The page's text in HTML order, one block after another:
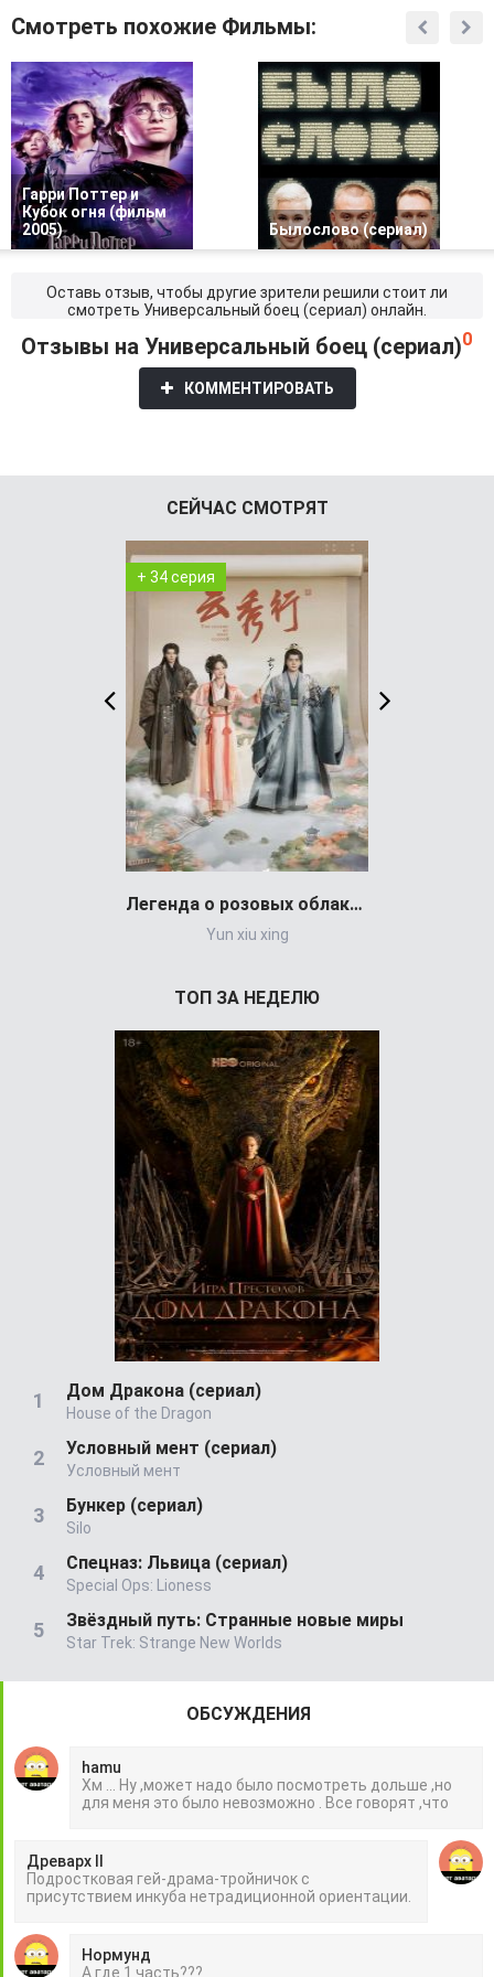
Смотреть похожие Фильмы:
Гарри Поттер и
Кубок огня (фильм
2005)
Былослово (сериал)
Оставь отзыв, чтобы другие зрители решили стоит ли
смотреть Универсальный боец (сериал) онлайн.
Отзывы на Универсальный боец (сериал)0
КОММЕНТИРОВАТЬ
СЕЙЧАС СМОТРЯТ
+ 34 серия
Легенда о розовых облаках (сериал)
Yun xiu xing
ТОП ЗА НЕДЕЛЮ
Дом Дракона (сериал)
House of the Dragon
Условный мент (сериал)
Условный мент
Бункер (сериал)
Silo
Спецназ: Львица (сериал)
Special Ops: Lioness
Звёздный путь: Странные новые миры
Star Trek: Strange New Worlds
ОБСУЖДЕНИЯ
hamu
Хм ... Ну ,может надо было посмотреть дольше ,но
для меня это было невозможно . Все говорят ,что
Древарх II
Подростковая гей-драма-тройничок с
присутствием инкуба нетрадиционной ориентации.
Нормунд
А где 1 часть???